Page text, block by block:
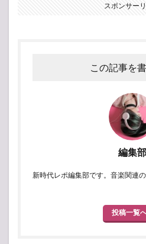
スポンサー
この記事を
編集部
新時代レポ編集部です。音楽関連
投稿一覧